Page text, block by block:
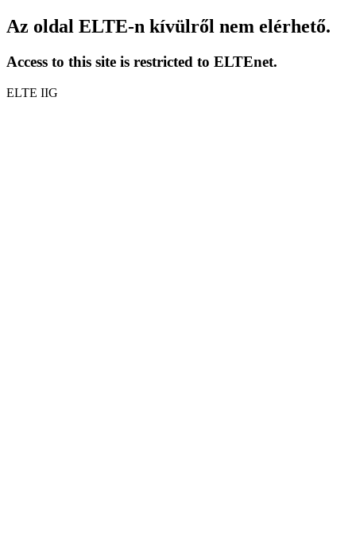
Az oldal ELTE-n kívülről nem elérhető.
Access to this site is restricted to ELTEnet.
ELTE IIG